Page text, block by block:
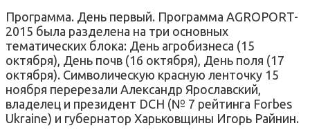
Программа. День первый. Программа AGROPORT-
2015 была разделена на три основных
тематических блока: День агробизнеса (15
октября), День почв (16 октября), День поля (17
октября). Символическую красную ленточку 15
ноября перерезали Александр Ярославский,
владелец и президент DCH (№ 7 рейтинга Forbes
Ukraine) и губернатор Харьковщины Игорь Райнин.